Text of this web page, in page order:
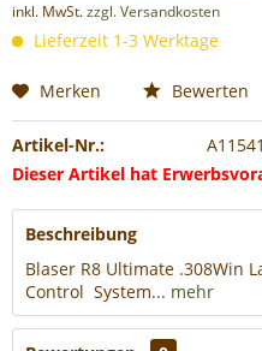
inkl. MwSt.zzgl. Versandkosten
Lieferzeit 1-3 Werktage
Merken Bewerten
Artikel-Nr.:
A11541
Dieser Artikel hat
Beschreibung
Blaser R8 Ultimate .308Win
Control System... mehr